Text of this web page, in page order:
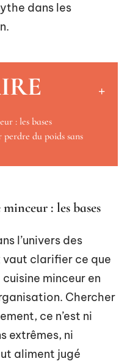
dans les
: les bases
du poids sans
: les bases
l’univers des
clarifier ce que
minceur en
Chercher
ce n’est ni
extrêmes, ni
aliment jugé